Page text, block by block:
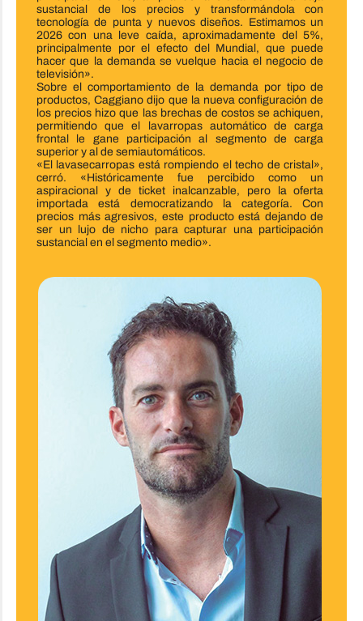
sustancial de los precios y transformándola con
tecnología de punta y nuevos diseños. Estimamos un
2026 con una leve caída, aproximadamente del 5%,
principalmente por el efecto del Mundial, que puede
hacer que la demanda se vuelque hacia el negocio de
televisión».
Sobre el comportamiento de la demanda por tipo de
productos, Caggiano dijo que la nueva configuración de
los precios hizo que las brechas de costos se achiquen,
permitiendo que el lavarropas automático de carga
frontal le gane participación al segmento de carga
superior y al de semiautomáticos.
«El lavasecarropas está rompiendo el techo de cristal»,
cerró. «Históricamente fue percibido como un
aspiracional y de ticket inalcanzable, pero la oferta
importada está democratizando la categoría. Con
precios más agresivos, este producto está dejando de
ser un lujo de nicho para capturar una participación
sustancial en el segmento medio».